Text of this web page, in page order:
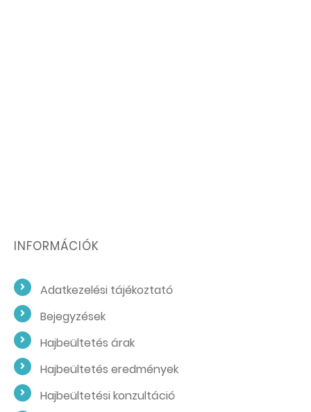
INFORMÁCIÓK
Adatkezelési tájékoztató
Bejegyzések
Hajbeültetés árak
Hajbeültetés eredmények
Hajbeültetési konzultáció